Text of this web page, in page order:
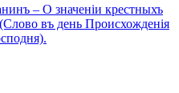
– О значеніи крестныхъ
въ день Происхожденія